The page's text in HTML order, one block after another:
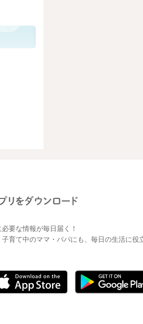
要な情報が毎日届く！
育て中のママ・パパにも、毎日の生活に役